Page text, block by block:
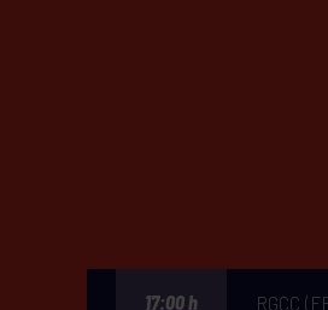
17:00 h RGCC